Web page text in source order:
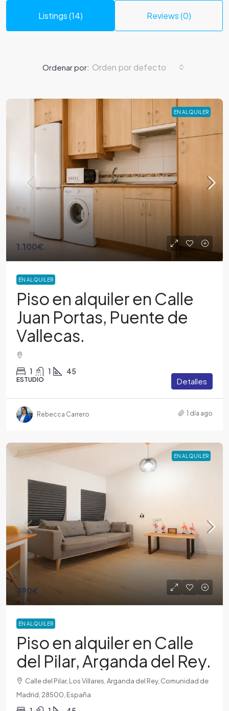
Listings (14) Reviews (0)
Ordenar por: Orden por defecto
EN ALQUILER
1.100€
EN ALQUILER
Piso en alquiler en Calle
Juan Portas, Puente de
Vallecas.
1 1 45
ESTUDIO Detalles
Rebecca Carrero 1 día ago
EN ALQUILER
890€
EN ALQUILER
Piso en alquiler en Calle
del Pilar, Arganda del Rey.
Calle del Pilar, Los Villares, Arganda del Rey, Comunidad de
Madrid, 28500, España